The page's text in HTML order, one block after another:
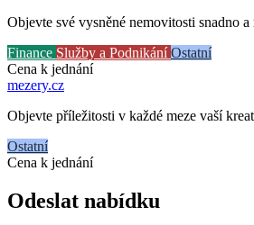
Objevte své vysněné nemovitosti snadno a
Finance Služby a PodnikáníOstatní
Cena k jednání
mezery.cz
Objevte příležitosti v každé meze vaší
Ostatní
Cena k jednání
Odeslat nabídku